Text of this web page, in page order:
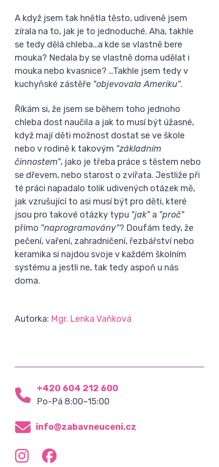
A když jsem tak hnětla těsto, udiveně jsem
zírala na to, jak je to jednoduché. Aha, takhle
se tedy dělá chleba…a kde se vlastně bere
mouka? Nedala by se vlastně doma udělat i
mouka nebo kvasnice? …Takhle jsem tedy v
kuchyňské zástěře "objevovala Ameriku".
Říkám si, že jsem se během toho jednoho
chleba dost naučila a jak to musí být úžasné,
když mají děti možnost dostat se ve škole
nebo v rodině k takovým "základním
činnostem", jako je třeba práce s těstem nebo
se dřevem, nebo starost o zvířata. Jestliže při
té práci napadalo tolik udivených otázek mě,
jak vzrušující to asi musí být pro děti, které
jsou pro takové otázky typu "jak" a "proč"
přímo "naprogramovány"? Doufám tedy, že
pečení, vaření, zahradničení, řezbářství nebo
keramika si najdou svoje v každém školním
systému a jestli ne, tak tedy aspoň u nás
doma.
Autorka: Mgr. Lenka Vaňková
+420 604 212 600
Po-Pá 8:00–15:00
info@zabavneuceni.cz